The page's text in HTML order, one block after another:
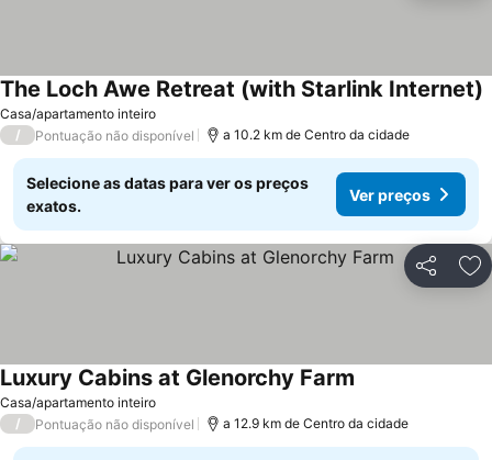
Casa/apartamento inteiro
The Loch Awe Retreat (with Starlink Internet)
/ Pontuação não disponível a 10.2 km de Centro da cidade
Selecione as datas para ver os preços
exatos.
Ver preços
Partilhar
Casa/apartamento inteiro
Luxury Cabins at Glenorchy Farm
/ Pontuação não disponível a 12.9 km de Centro da cidade